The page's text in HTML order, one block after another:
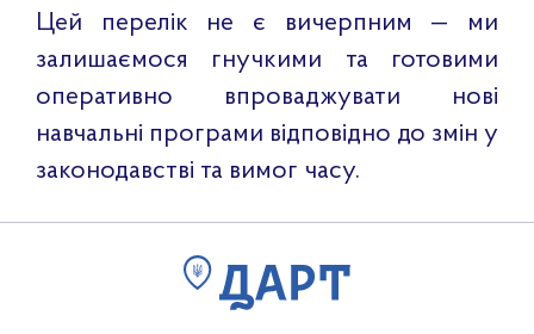
Цей перелік не є вичерпним — ми
залишаємося гнучкими та готовими
оперативно впроваджувати нові
навчальні програми відповідно до змін у
законодавстві та вимог часу.